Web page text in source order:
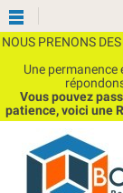
NOUS PRENONS
Une permanence
Vous pouvez
patience, voici une